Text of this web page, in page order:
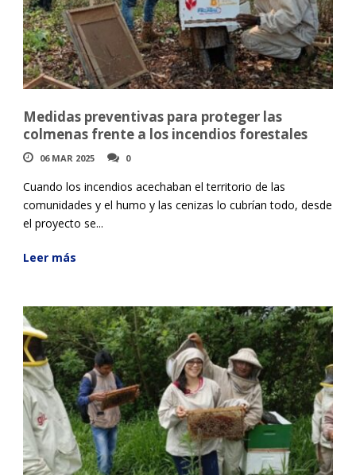
Medidas preventivas para proteger las
colmenas frente a los incendios forestales
06 MAR 2025 0
Cuando los incendios acechaban el territorio de las
comunidades y el humo y las cenizas lo cubrían todo, desde
el proyecto se...
Leer más